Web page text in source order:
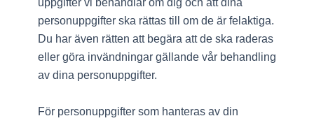
uppgifter vi behandlar om dig och att dina
personuppgifter ska rättas till om de är felaktiga.
Du har även rätten att begära att de ska raderas
eller göra invändningar gällande vår behandling
av dina personuppgifter.
För personuppgifter som hanteras av din